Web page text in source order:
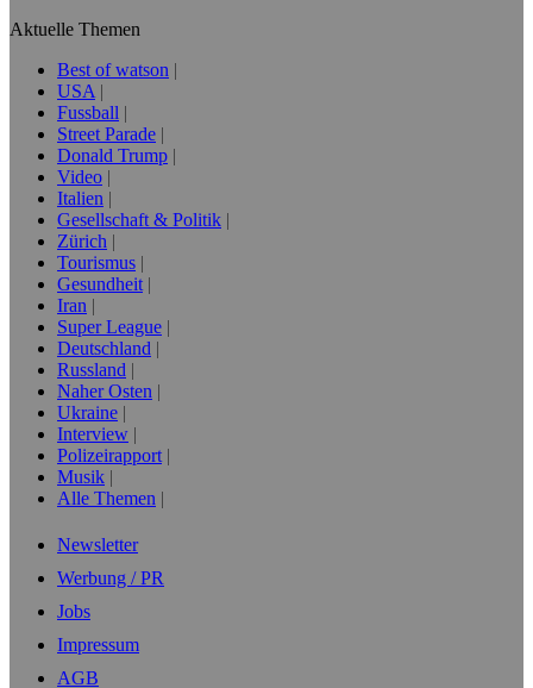
Aktuelle Themen
Best of watson
USA
Fussball
Street Parade
Donald Trump
Video
Italien
Gesellschaft & Politik
Zürich
Tourismus
Gesundheit
Iran
Super League
Deutschland
Russland
Naher Osten
Ukraine
Interview
Polizeirapport
Musik
Alle Themen
Newsletter
Werbung / PR
Jobs
Impressum
AGB